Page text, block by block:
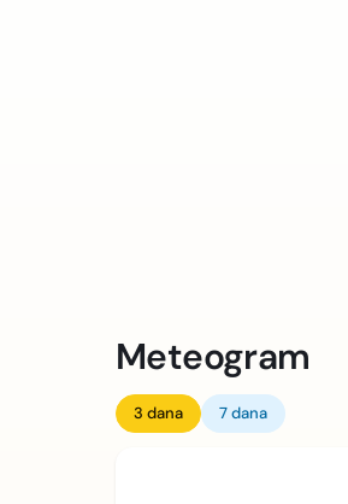
Meteogram
3 dana 7 dana